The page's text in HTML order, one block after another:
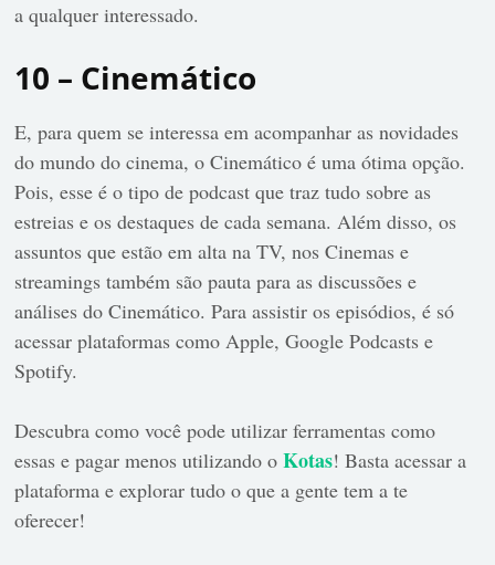
a qualquer interessado.
10 – Cinemático
E, para quem se interessa em acompanhar as novidades
do mundo do cinema, o Cinemático é uma ótima opção.
Pois, esse é o tipo de podcast que traz tudo sobre as
estreias e os destaques de cada semana. Além disso, os
assuntos que estão em alta na TV, nos Cinemas e
streamings também são pauta para as discussões e
análises do Cinemático. Para assistir os episódios, é só
acessar plataformas como Apple, Google Podcasts e
Spotify.
Descubra como você pode utilizar ferramentas como
essas e pagar menos utilizando oKotas! Basta acessar a
plataforma e explorar tudo o que a gente tem a te
oferecer!